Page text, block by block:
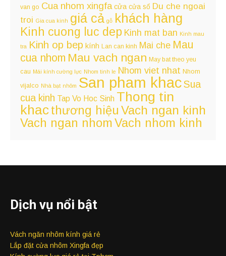
van go Cua nhom xingfa cửa cửa sổ Du che ngoai
troi Gia cua kinh giá cả gỗ khách hàng
Kinh cuong luc dep Kinh mat ban Kinh mau
tra Kinh op bep kính Lan can kinh Mai che Mau
cua nhom Mau vach ngan May bat theo yeu
cau Mái kính cường lực Nhom tinh le Nhom viet nhat Nhom
vijalco Nhà bạt nhôm San pham khacSua
cua kinh Tap Vo Hoc Sinh Thong tin
khacthương hiệu Vach ngan kinh
Vach ngan nhomVach nhom kinh
Dịch vụ nổi bật
Vách ngăn nhôm kính giá rẻ
Lắp đặt cửa nhôm Xingfa đẹp